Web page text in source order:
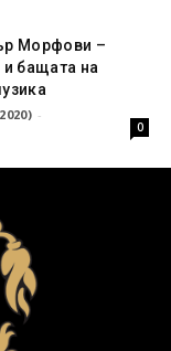
Морфови –
и бащата на
-
0